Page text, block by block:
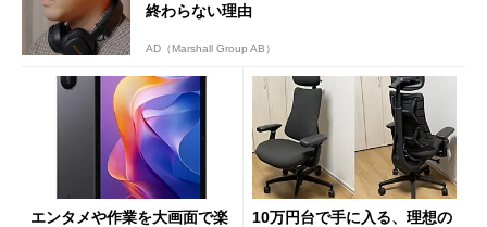
終わらない理由
AD（Marshall Group AB）
エンタメや作業を大画面で楽
10万円台で手に入る、理想の